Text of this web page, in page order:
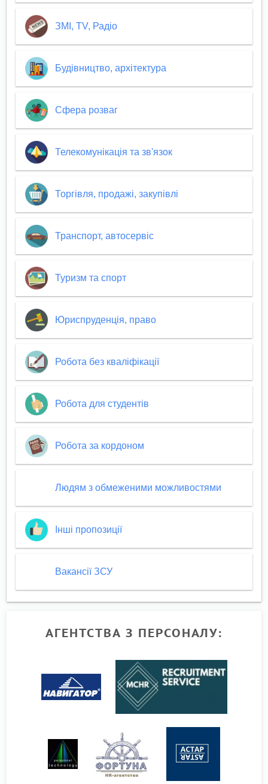
ЗМІ, TV, Радіо
Будівництво, архітектура
Сфера розваг
Телекомунікація та зв'язок
Торгівля, продажі, закупівлі
Транспорт, автосервіс
Туризм та спорт
Юриспруденція, право
Робота без кваліфікації
Робота для студентів
Робота за кордоном
Людям з обмеженими можливостями
Інші пропозиції
Вакансії ЗСУ
АГЕНТСТВА З ПЕРСОНАЛУ: